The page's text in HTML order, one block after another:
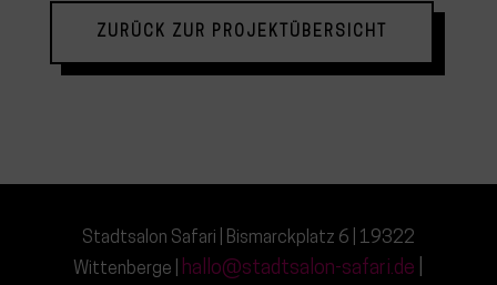
ZURÜCK ZUR PROJEKTÜBERSICHT
Stadtsalon Safari | Bismarckplatz 6 | 19322
Wittenberge | hallo@stadtsalon-safari.de